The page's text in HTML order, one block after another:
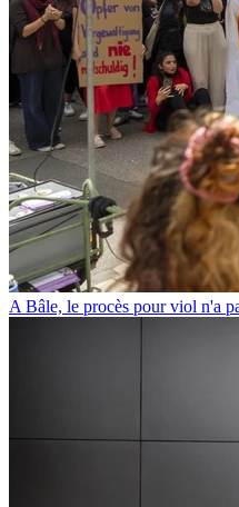
A Bâle, le procès pour viol n'a